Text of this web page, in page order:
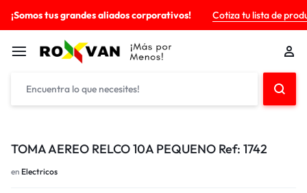
¡Somos tus grandes aliados corporativos! Cotiza tu lista de
TOMA AEREO RELCO 10A PEQUENO Ref: 1742
en Electricos